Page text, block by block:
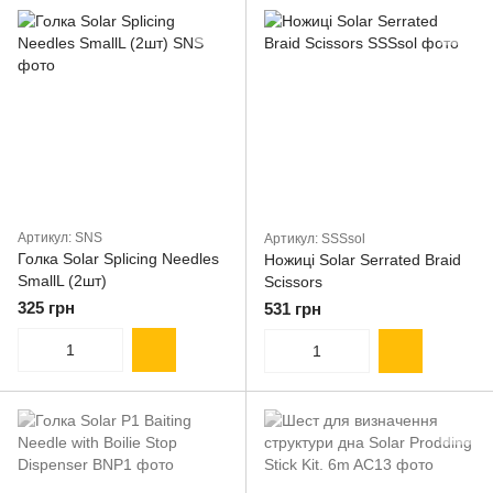
Артикул: SNS
Голка Solar Splicing Needles
SmallL (2шт)
325 грн
Артикул: SSSsol
Ножиці Solar Serrated Braid
Scissors
531 грн